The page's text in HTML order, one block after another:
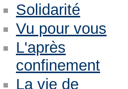
Solidarité
Vu pour vous
L'après
confinement
La vie de